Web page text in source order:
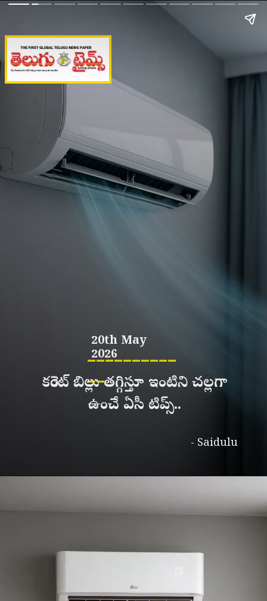
20th May
2026
__________
__
- Saidulu
కరెంట్ బిల్లు తగ్గిస్తూ ఇంటిని చల్లగా
ఉంచే ఏసీ టిప్స్..